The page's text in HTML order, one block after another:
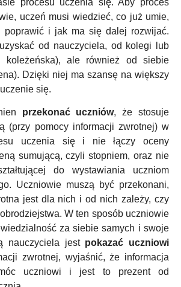
procesu uczenia się. Aby proces
uczeń musi wiedzieć, co już umie,
i jak ma się dalej rozwijać.
od nauczyciela, od kolegi lub
koleżeńska), ale również od siebie
Dzięki niej ma szansę na większy
się.
przekonać uczniów, że stosuje
(przy pomocy informacji zwrotnej) w
uczenia się i nie łączy oceny
sumującą, czyli stopniem, oraz nie
do wystawiania uczniom
Uczniowie muszą być przekonani,
jest dla nich i od nich zależy, czy
W ten sposób uczniowie
za siebie samych i swoje
nauczyciela jest pokazać uczniowi
zwrotnej, wyjaśnić, że informacja
uczniowi i jest to prezent od